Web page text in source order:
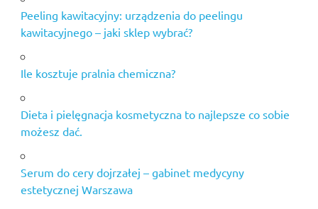
Peeling kawitacyjny: urządzenia do peelingu
kawitacyjnego – jaki sklep wybrać?
Ile kosztuje pralnia chemiczna?
Dieta i pielęgnacja kosmetyczna to najlepsze co sobie
możesz dać.
Serum do cery dojrzałej – gabinet medycyny
estetycznej Warszawa